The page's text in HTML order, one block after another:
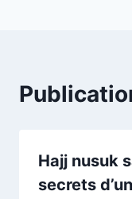
Hajj nusuk
secrets